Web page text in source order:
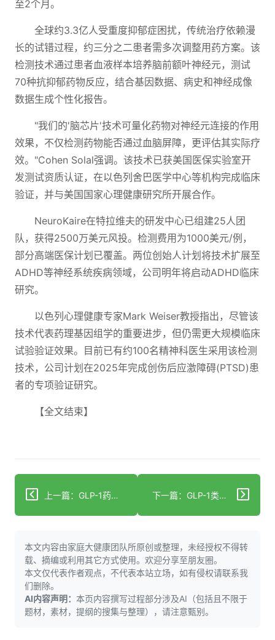
至2个月。
全球约3.3亿人受重度抑郁症困扰，传统治疗依赖漫
长的试错过程，约三分之二患者需多次调整用药方案。该
检测技术通过患者血液样本培养脑前额叶神经元，测试
70种抗抑郁药物反应，结合基因数据、病史和神经成像
数据生成个性化报告。
"我们的'脑芯片'技术可量化药物对神经元连接的作用
效果，不仅检测药物能否通过血脑屏障，更评估其实际疗
效。"Cohen Solal强调。该技术已获美国医保实验室开
发测试资质认证，在以色列舍巴医学中心等机构完成临床
验证，并与美国国家心理健康研究所开展合作。
NeuroKaire在特拉维夫的研发中心已组建25人团
队，获得2500万美元风投。检测费用为1000美元/例，
部分高端医保计划已覆盖。两位创始人计划将技术扩展至
ADHD等神经系统疾病领域，公司明年将启动ADHD临床
研究。
以色列心理健康专家Mark Weiser教授指出，尽管该
技术代表药理基因组学的重要进步，但仍需更大规模临床
试验验证效果。目前已有约100名精神科医生采用该检测
技术，公司计划在2025年完成创伤后应激障碍(PTSD)患
者的专项验证研究。
【全文结束】
上一篇：GLP-1药物对膝骨关节炎和肥胖症具有成本效益 下一篇：GLP-1类药物证实对膝痛和肥胖具有成本效益
本文内容由家庭大健康团队所原创或整理，未经授权不得转
载、摘编或利用其它方式使用。欢迎分享至朋友圈。
本文仅代表作者观点，不代表本站立场，如有侵权请联系我
们删除。
AI内容声明： 本页内容撰写过程部分涉及AI（包括且不限于
题材，素材，提纲的搜集与整理），请注意甄别。